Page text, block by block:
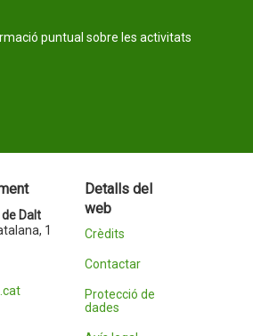
puntual sobre les activitats
Dalt
1
Detalls del
web
Crèdits
Contactar
Protecció de
dades